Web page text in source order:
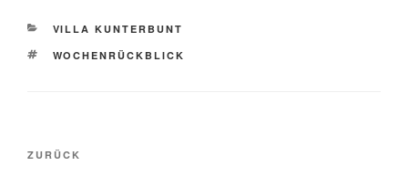
KATEGORIEN
VILLA KUNTERBUNT
SCHLAGWÖRTER
WOCHENRÜCKBLICK
Beitragsnavigation
Vorheriger
ZURÜCK